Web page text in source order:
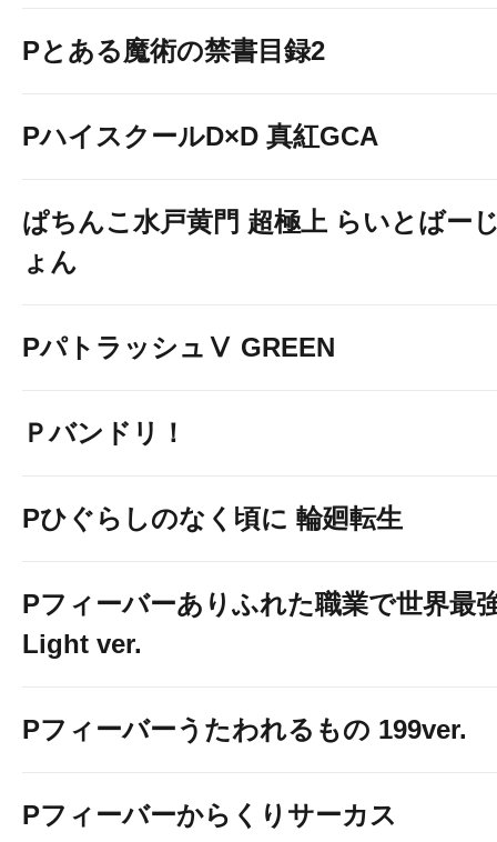
Pとある魔術の禁書目録2
PハイスクールD×D 真紅GCA
ぱちんこ水戸黄門 超極上 らいとばー
ょん
PパトラッシュⅤ GREEN
Ｐバンドリ！
Pひぐらしのなく頃に 輪廻転生
Pフィーバーありふれた職業で世界最
Light ver.
Pフィーバーうたわれるもの 199ver.
Pフィーバーからくりサーカス